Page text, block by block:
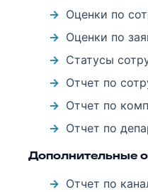
Оценки по
Оценки по
Статусы
Отчет по
Отчет по
Отчет по
Дополнительные
Отчет по